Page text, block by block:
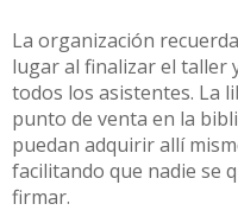
La organización
lugar al finalizar el taller
todos los asistentes. La
punto de venta en la
puedan adquirir allí
facilitando que nadie se
firmar.